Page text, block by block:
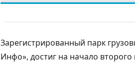
Зарегистрированный парк
Инфо», достиг на начало второго